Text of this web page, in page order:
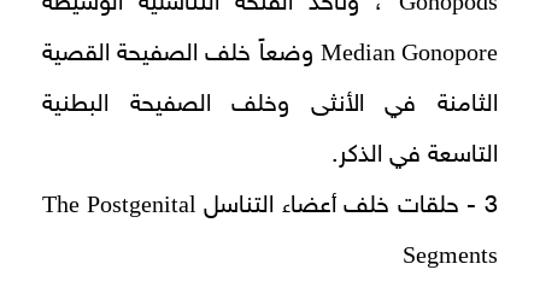
Median Gonopore وضعاً خلف الصفيحة القصية
الثامنة في الأنثى وخلف الصفيحة البطنية
التاسعة في الذكر.
3 - حلقات خلف أعضاء التناسل
The Postgenital
Segments